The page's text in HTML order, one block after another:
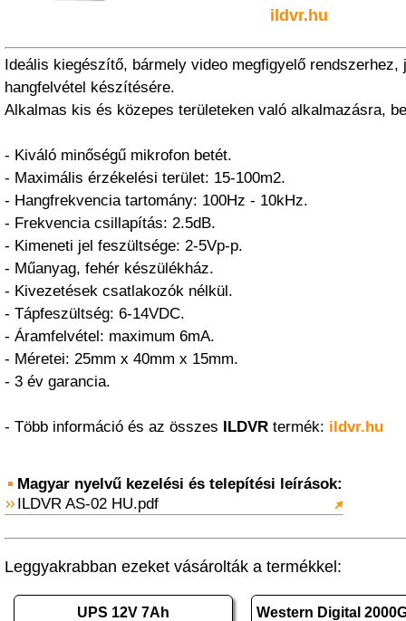
ildvr.hu
Ideális kiegészítő, bármely video megfigyelő rendszerhez,
hangfelvétel készítésére.
Alkalmas kis és közepes területeken való alkalmazásra,
- Kiváló minőségű mikrofon betét.
- Maximális érzékelési terület: 15-100m2.
- Hangfrekvencia tartomány: 100Hz - 10kHz.
- Frekvencia csillapítás: 2.5dB.
- Kimeneti jel feszültsége: 2-5Vp-p.
- Műanyag, fehér készülékház.
- Kivezetések csatlakozók nélkül.
- Tápfeszültség: 6-14VDC.
- Áramfelvétel: maximum 6mA.
- Méretei: 25mm x 40mm x 15mm.
- 3 év garancia.
- Több információ és az összes ILDVR termék: ildvr.hu
Magyar nyelvű kezelési és telepítési leírások:
ILDVR AS-02 HU.pdf
Leggyakrabban ezeket vásárolták a termékkel:
UPS 12V 7Ah